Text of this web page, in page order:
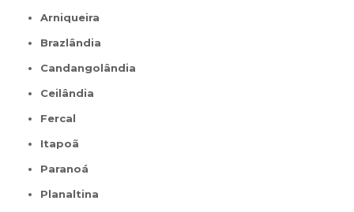
Arniqueira
Brazlândia
Candangolândia
Ceilândia
Fercal
Itapoã
Paranoá
Planaltina